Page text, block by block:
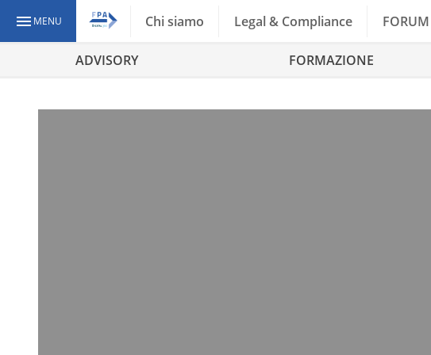
MENU Chi siamo Legal & Compliance
ADVISORY FORMAZIONE